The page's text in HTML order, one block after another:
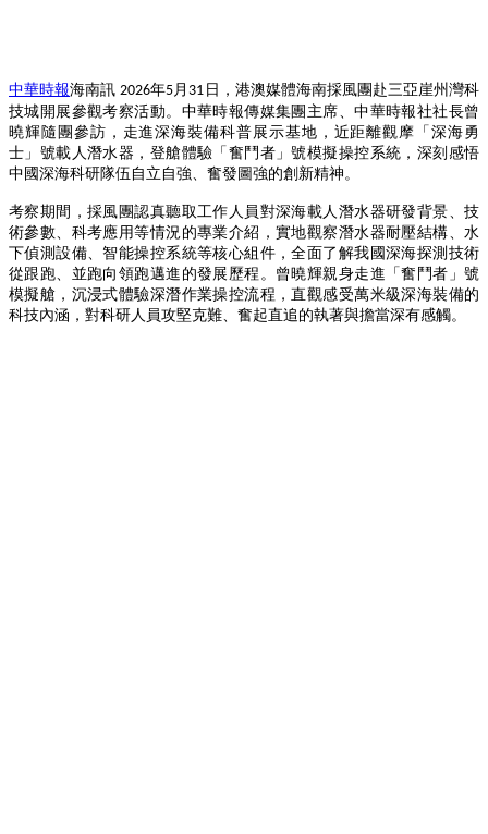
中華時報海南訊 2026年5 月 31 日，港澳媒體海南採風團赴三亞崖州灣科
技城開展參觀考察活動。中華時報傳媒集團主席、中華時報社社長曾
曉輝隨團參訪，走進深海裝備科普展示基地，近距離觀摩「深海勇
士」號載人潛水器，登艙體驗「奮鬥者」號模擬操控系統，深刻感悟
中國深海科研隊伍自立自強、奮發圖強的創新精神。
考察期間，採風團認真聽取工作人員對深海載人潛水器研發背景、技
術參數、科考應用等情況的專業介紹，實地觀察潛水器耐壓結構、水
下偵測設備、智能操控系統等核心組件，全面了解我國深海探測技術
從跟跑、並跑向領跑邁進的發展歷程。曾曉輝親身走進「奮鬥者」號
模擬艙，沉浸式體驗深潛作業操控流程，直觀感受萬米級深海裝備的
科技內涵，對科研人員攻堅克難、奮起直追的執著與擔當深有感觸。